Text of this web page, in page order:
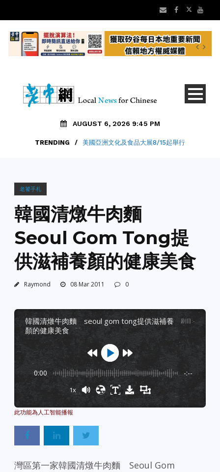
AUGUST 6, 2026 9:45 PM
TRENDING / 美國亞洲文化及食品大展8/15起舉行
老饕手札
韓國清燉牛肉麵
Seoul Gom Tong提
供滋補養顏的健康美食
Raymond 08 Mar 2011 0
韓國清燉牛肉麵 seoul gom tong提供滋補養
顏的健康美食
剧目 :-
0:00 -:--
1x
灣區第一家韓國清燉牛肉麵 Seoul Gom